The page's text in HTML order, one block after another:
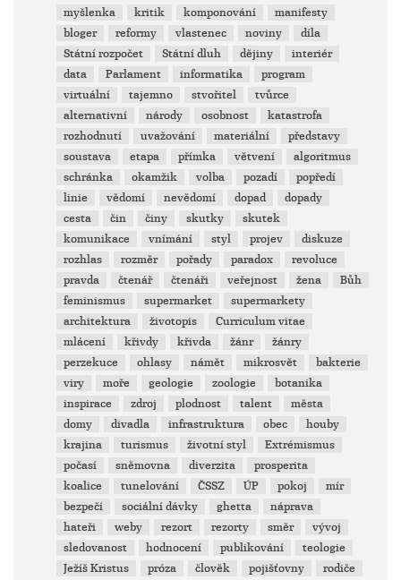
myšlenka
kritik komponování
manifesty
bloger
reformy vlastenec noviny
díla
Státní rozpočet
Státní dluh dějiny
interiér
data
Parlament informatika
program
virtuální
tajemno stvořitel
tvůrce
alternativní
národy osobnost
katastrofa
rozhodnutí
uvažování materiální
představy
soustava
etapa přímka větvení
algoritmus
schránka
okamžik volba pozadí
popředí
linie
vědomí nevědomí dopad
dopady
cesta
čin činy skutky
skutek
komunikace
vnímání styl projev
diskuze
rozhlas
rozměr pořady paradox
revoluce
pravda
čtenář čtenáři veřejnost žena
Bůh
feminismus
supermarket
supermarkety
architektura
životopis
Curriculum vitae
mlácení
křivdy křivda žánr
žánry
perzekuce
ohlasy námět mikrosvět
bakterie
viry
moře geologie zoologie
botanika
inspirace
zdroj plodnost talent
města
domy
divadla infrastruktura obec
houby
krajina
turismus životní styl
Extrémismus
počasí
sněmovna diverzita
prosperita
koalice
tunelování ČSSZ ÚP pokoj
mír
bezpečí
sociální dávky ghetta
náprava
hateři
weby rezort rezorty směr
vývoj
sledovanost
hodnocení publikování
teologie
Ježíš Kristus
próza člověk pojišťovny
rodiče